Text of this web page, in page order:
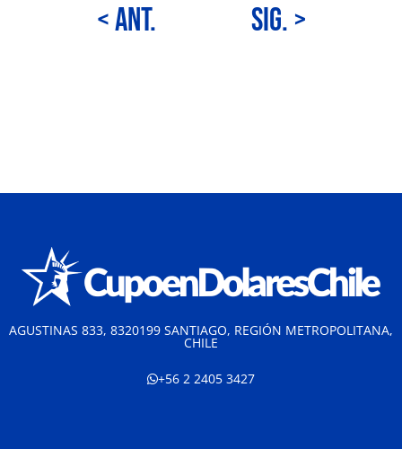
< Ant. Sig. >
AGUSTINAS 833, 8320199 SANTIAGO, REGIÓN METROPOLITANA,
CHILE
+56 2 2405 3427